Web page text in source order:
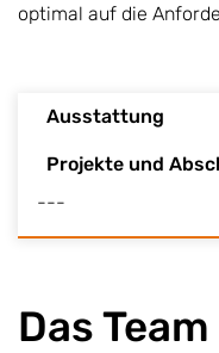
optimal auf die
Ausstattung
Projekte und
---
Das Team